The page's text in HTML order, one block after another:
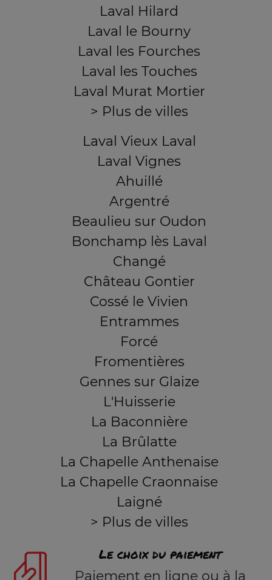
Laval Hilard
Laval le Bourny
Laval les Fourches
Laval les Touches
Laval Murat Mortier
> Plus de villes
Laval Vieux Laval
Laval Vignes
Ahuillé
Argentré
Beaulieu sur Oudon
Bonchamp lès Laval
Changé
Château Gontier
Cossé le Vivien
Entrammes
Forcé
Fromentières
Gennes sur Glaize
L'Huisserie
La Baconnière
La Brûlatte
La Chapelle Anthenaise
La Chapelle Craonnaise
Laigné
> Plus de villes
Le choix du paiement
Paiement en ligne ou à la